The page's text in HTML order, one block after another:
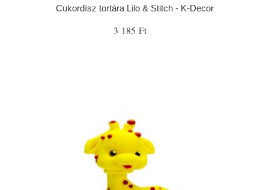
Cukordísz tortára Lilo & Stitch - K-Decor
3 185 Ft